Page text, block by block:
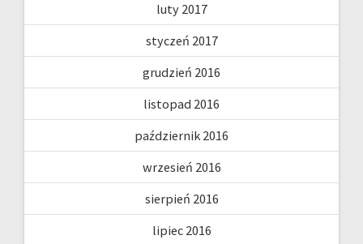
luty 2017
styczeń 2017
grudzień 2016
listopad 2016
październik 2016
wrzesień 2016
sierpień 2016
lipiec 2016